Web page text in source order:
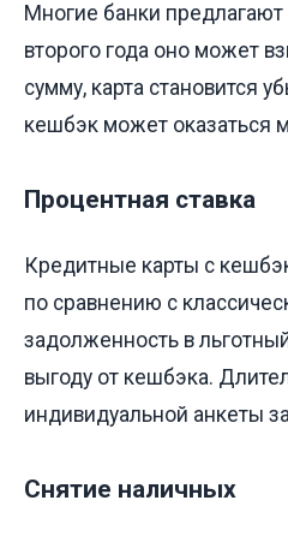
Многие банки
второго года оно может
сумму, карта становится
кешбэк может оказаться
Процентная ставка
Кредитные карты с
по сравнению с
задолженность в
выгоду от кешбэка.
индивидуальной анкеты
Снятие наличных